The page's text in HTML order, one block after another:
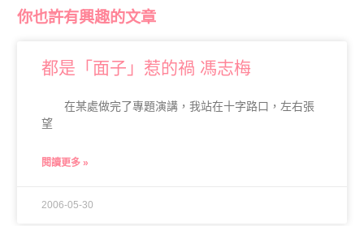
你也許有興趣的文章
都是「面子」惹的禍 馮志梅
在某處做完了專題演講，我站在十字路口，左右張
望
閱讀更多 »
2006-05-30